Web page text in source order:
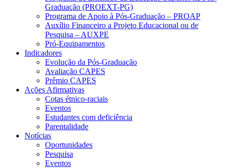
Graduação (PROEXT-PG)
Programa de Apoio à Pós-Graduação – PROAP
Auxílio Financeiro a Projeto Educacional ou de
Pesquisa – AUXPE
Pró-Equipamentos
Indicadores
Evolução da Pós-Graduação
Avaliação CAPES
Prêmio CAPES
Ações Afirmativas
Cotas étnico-raciais
Eventos
Estudantes com deficiência
Parentalidade
Notícias
Oportunidades
Pesquisa
Eventos